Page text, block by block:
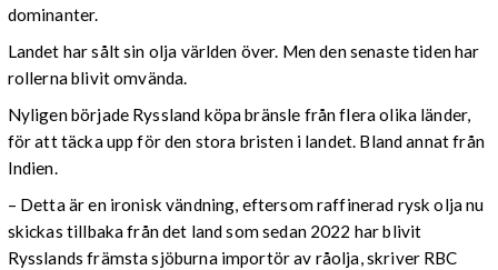
dominanter.
Landet har sålt sin olja världen över. Men den senaste tiden har
rollerna blivit omvända.
Nyligen började Ryssland köpa bränsle från flera olika länder,
för att täcka upp för den stora bristen i landet. Bland annat från
Indien.
– Detta är en ironisk vändning, eftersom raffinerad rysk olja nu
skickas tillbaka från det land som sedan 2022 har blivit
Rysslands främsta sjöburna importör av råolja, skriver RBC